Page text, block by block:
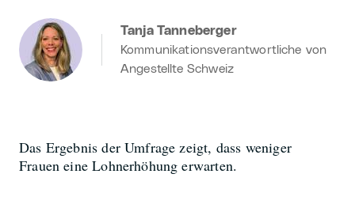
Tanja Tanneberger
Kommunikationsverantwortliche von
Angestellte Schweiz
Das Ergebnis der Umfrage zeigt, dass weniger
Frauen eine Lohnerhöhung erwarten.